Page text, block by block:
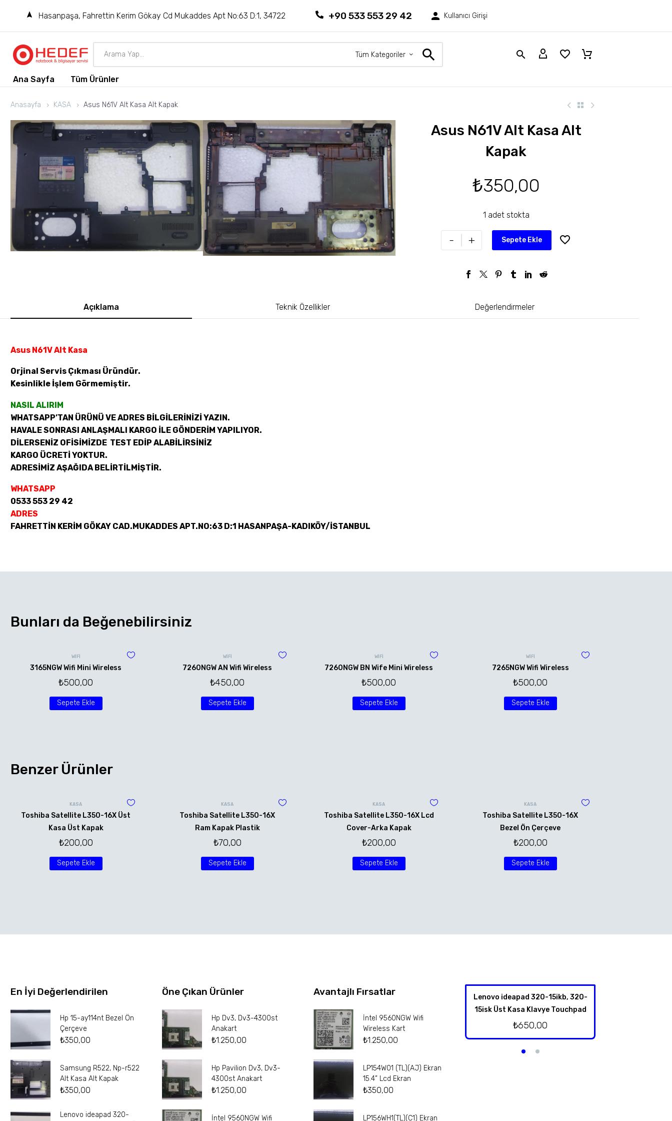
Hasanpaşa, Fahrettin Kerim Gökay Cd Mukaddes Apt No:63 D:1, 34722 +90 533 553 29 42 Kullanıcı Girişi
Tüm Kategoriler
Ana Sayfa Tüm Ürünler
Anasayfa KASA Asus N61V Alt Kasa Alt Kapak
Asus N61V Alt Kasa Alt
Kapak
₺350,00
1 adet stokta
- + Sepete Ekle
Açıklama Teknik Özellikler Değerlendirmeler
Asus N61V Alt Kasa
Orjinal Servis Çıkması Üründür.
Kesinlikle İşlem Görmemiştir.
NASIL ALIRIM
WHATSAPP’TAN ÜRÜNÜ VE ADRES BİLGİLERİNİZİ YAZIN.
HAVALE SONRASI ANLAŞMALI KARGO İLE GÖNDERİM YAPILIYOR.
DİLERSENİZ OFİSİMİZDE TEST EDİP ALABİLİRSİNİZ
KARGO ÜCRETİ YOKTUR.
ADRESİMİZ AŞAĞIDA BELİRTİLMİŞTİR.
WHATSAPP
0533 553 29 42
ADRES
FAHRETTİN KERİM GÖKAY CAD.MUKADDES APT.NO:63 D:1 HASANPAŞA-KADIKÖY/İSTANBUL
Bunları da Beğenebilirsiniz
WİFİ
3165NGW Wifi Mini Wireless
₺500,00
Sepete Ekle
WİFİ
7260NGW AN Wifi Wireless
₺450,00
Sepete Ekle
WİFİ
7260NGW BN Wife Mini Wireless
₺500,00
Sepete Ekle
WİFİ
7265NGW Wifi Wireless
₺500,00
Sepete Ekle
Benzer Ürünler
KASA
Toshiba Satellite L350-16X Üst
Kasa Üst Kapak
₺200,00
Sepete Ekle
KASA
Toshiba Satellite L350-16X
Ram Kapak Plastik
₺70,00
Sepete Ekle
KASA
Toshiba Satellite L350-16X Lcd
Cover-Arka Kapak
₺200,00
Sepete Ekle
KASA
Toshiba Satellite L350-16X
Bezel Ön Çerçeve
₺200,00
Sepete Ekle
En İyi Değerlendirilen
Hp 15-ay114nt Bezel Ön
Çerçeve
₺350,00
Samsung R522, Np-r522
Alt Kasa Alt Kapak
₺350,00
Lenovo ideapad 320-
Öne Çıkan Ürünler
Hp Dv3, Dv3-4300st
Anakart
₺1.250,00
Hp Pavilion Dv3, Dv3-
4300st Anakart
₺1.250,00
İntel 9560NGW Wifi
Avantajlı Fırsatlar
İntel 9560NGW Wifi
Wireless Kart
₺1.250,00
LP154W01 (TL)(AJ) Ekran
15.4” Lcd Ekran
₺350,00
LP156WH1(TL)(C1) Ekran
Lenovo ideapad 320-15ikb, 320-
15isk Üst Kasa Klavye Touchpad
₺650,00